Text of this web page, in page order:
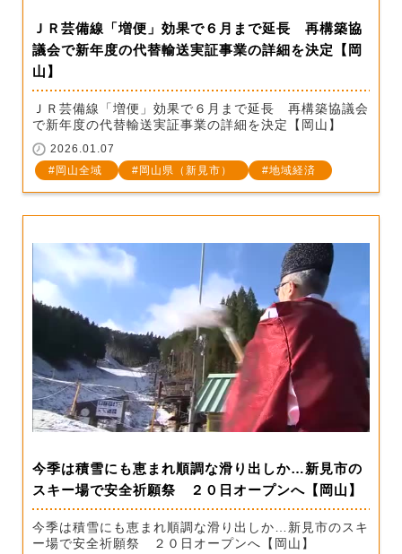
ＪＲ芸備線「増便」効果で６月まで延長 再構築協
議会で新年度の代替輸送実証事業の詳細を決定【岡
山】
ＪＲ芸備線「増便」効果で６月まで延長 再構築協議会
で新年度の代替輸送実証事業の詳細を決定【岡山】
2026.01.07
岡山全域
岡山県（新見市） 地域経済
今季は積雪にも恵まれ順調な滑り出しか…新見市の
スキー場で安全祈願祭 ２０日オープンへ【岡山】
今季は積雪にも恵まれ順調な滑り出しか…新見市のスキ
ー場で安全祈願祭 ２０日オープンへ【岡山】